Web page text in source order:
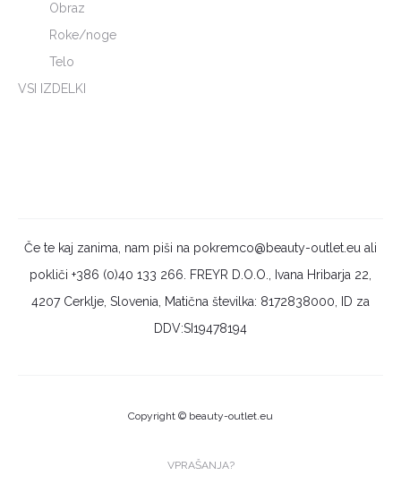
Obraz
Roke/noge
Telo
VSI IZDELKI
Če te kaj zanima, nam piši na pokremco@beauty-outlet.eu ali
pokliči +386 (0)40 133 266. FREYR D.O.O., Ivana Hribarja 22,
4207 Cerklje, Slovenia, Matična številka: 8172838000, ID za
DDV:SI19478194
Copyright © beauty-outlet.eu
VPRAŠANJA?